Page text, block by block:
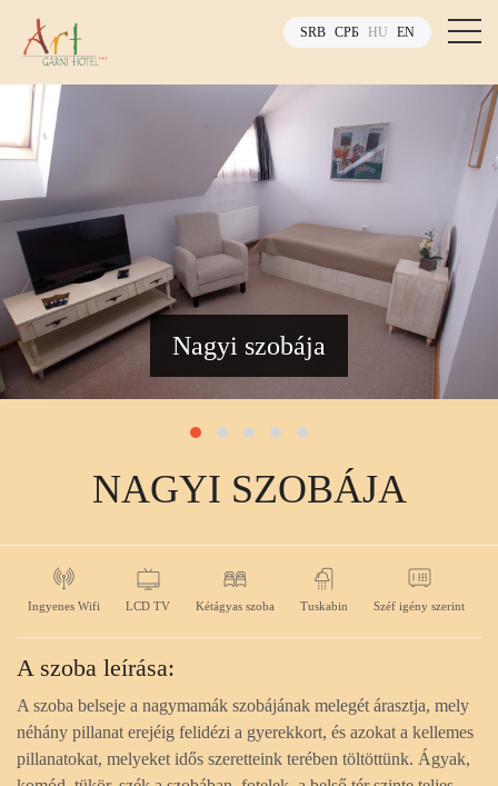
SRB СРБ HU EN
Nagyi szobája
NAGYI SZOBÁJA
Ingyenes Wifi LCD TV Kétágyas szoba Tuskabin Széf igény szerint
A szoba leírása:
A szoba belseje a nagymamák szobájának melegét árasztja, mely
néhány pillanat erejéig felidézi a gyerekkort, és azokat a kellemes
pillanatokat, melyeket idős szeretteink terében töltöttünk. Ágyak,